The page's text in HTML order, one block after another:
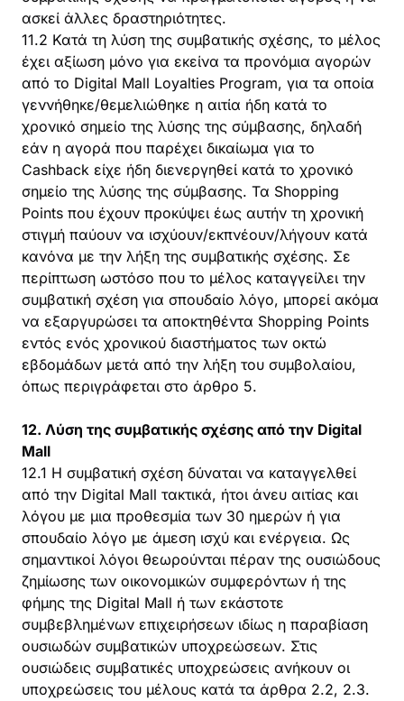
ασκεί άλλες δραστηριότητες.
11.2 Κατά τη λύση της συμβατικής σχέσης, το μέλος
έχει αξίωση μόνο για εκείνα τα προνόμια αγορών
από το Digital Mall Loyalties Program, για τα οποία
γεννήθηκε/θεμελιώθηκε η αιτία ήδη κατά το
χρονικό σημείο της λύσης της σύμβασης, δηλαδή
εάν η αγορά που παρέχει δικαίωμα για το
Cashback είχε ήδη διενεργηθεί κατά το χρονικό
σημείο της λύσης της σύμβασης. Τα Shopping
Points που έχουν προκύψει έως αυτήν τη χρονική
στιγμή παύουν να ισχύουν/εκπνέουν/λήγουν κατά
κανόνα με την λήξη της συμβατικής σχέσης. Σε
περίπτωση ωστόσο που το μέλος καταγγείλει την
συμβατική σχέση για σπουδαίο λόγο, μπορεί ακόμα
να εξαργυρώσει τα αποκτηθέντα Shopping Points
εντός ενός χρονικού διαστήματος των οκτώ
εβδομάδων μετά από την λήξη του συμβολαίου,
όπως περιγράφεται στο άρθρο 5.
12. Λύση της συμβατικής σχέσης από την Digital
Mall
12.1 Η συμβατική σχέση δύναται να καταγγελθεί
από την Digital Mall τακτικά, ήτοι άνευ αιτίας και
λόγου με μια προθεσμία των 30 ημερών ή για
σπουδαίο λόγο με άμεση ισχύ και ενέργεια. Ως
σημαντικοί λόγοι θεωρούνται πέραν της ουσιώδους
ζημίωσης των οικονομικών συμφερόντων ή της
φήμης της Digital Mall ή των εκάστοτε
συμβεβλημένων επιχειρήσεων ιδίως η παραβίαση
ουσιωδών συμβατικών υποχρεώσεων. Στις
ουσιώδεις συμβατικές υποχρεώσεις ανήκουν οι
υποχρεώσεις του μέλους κατά τα άρθρα 2.2, 2.3.